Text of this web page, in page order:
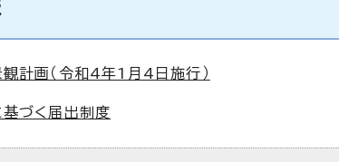
計画（令和4年1月4日施行）
づく届出制度